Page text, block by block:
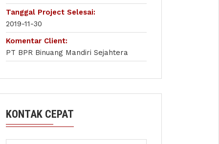
Tanggal Project Selesai:
2019-11-30
Komentar Client:
PT BPR Binuang Mandiri Sejahtera
KONTAK CEPAT